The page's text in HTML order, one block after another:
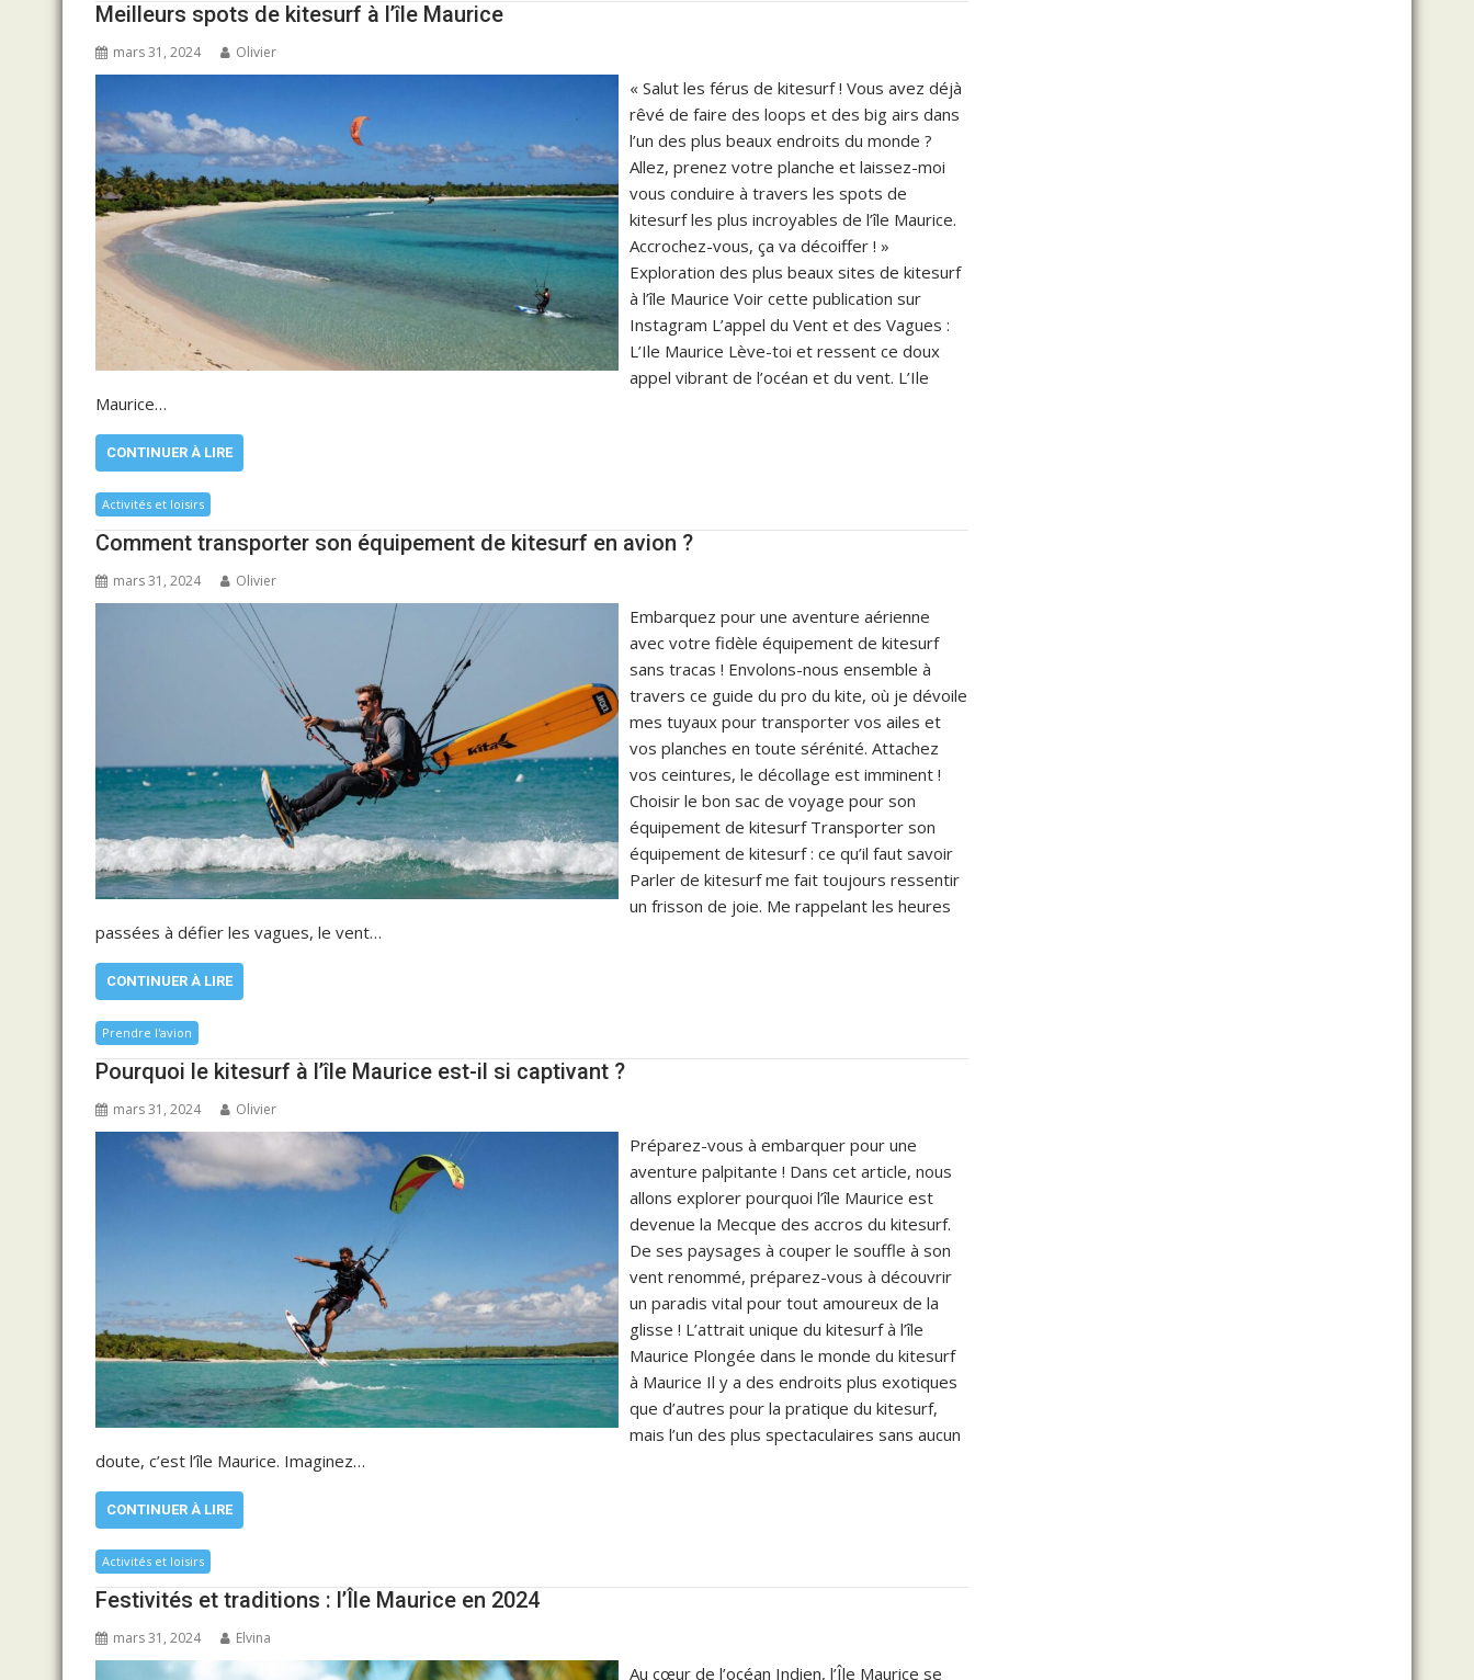
Meilleurs spots de kitesurf à l’île Maurice
mars 31, 2024 Olivier
« Salut les férus de kitesurf ! Vous avez déjà
rêvé de faire des loops et des big airs dans
l’un des plus beaux endroits du monde ?
Allez, prenez votre planche et laissez-moi
vous conduire à travers les spots de
kitesurf les plus incroyables de l’île Maurice.
Accrochez-vous, ça va décoiffer ! »
Exploration des plus beaux sites de kitesurf
à l’île Maurice Voir cette publication sur
Instagram L’appel du Vent et des Vagues :
L’Ile Maurice Lève-toi et ressent ce doux
appel vibrant de l’océan et du vent. L’Ile
Maurice…
CONTINUER À LIRE
Activités et loisirs
Comment transporter son équipement de kitesurf en avion ?
mars 31, 2024 Olivier
Embarquez pour une aventure aérienne
avec votre fidèle équipement de kitesurf
sans tracas ! Envolons-nous ensemble à
travers ce guide du pro du kite, où je dévoile
mes tuyaux pour transporter vos ailes et
vos planches en toute sérénité. Attachez
vos ceintures, le décollage est imminent !
Choisir le bon sac de voyage pour son
équipement de kitesurf Transporter son
équipement de kitesurf : ce qu’il faut savoir
Parler de kitesurf me fait toujours ressentir
un frisson de joie. Me rappelant les heures
passées à défier les vagues, le vent…
CONTINUER À LIRE
Prendre l'avion
Pourquoi le kitesurf à l’île Maurice est-il si captivant ?
mars 31, 2024 Olivier
Préparez-vous à embarquer pour une
aventure palpitante ! Dans cet article, nous
allons explorer pourquoi l’île Maurice est
devenue la Mecque des accros du kitesurf.
De ses paysages à couper le souffle à son
vent renommé, préparez-vous à découvrir
un paradis vital pour tout amoureux de la
glisse ! L’attrait unique du kitesurf à l’île
Maurice Plongée dans le monde du kitesurf
à Maurice Il y a des endroits plus exotiques
que d’autres pour la pratique du kitesurf,
mais l’un des plus spectaculaires sans aucun
doute, c’est l’île Maurice. Imaginez…
CONTINUER À LIRE
Activités et loisirs
Festivités et traditions : l’Île Maurice en 2024
mars 31, 2024 Elvina
Au cœur de l’océan Indien, l’Île Maurice se